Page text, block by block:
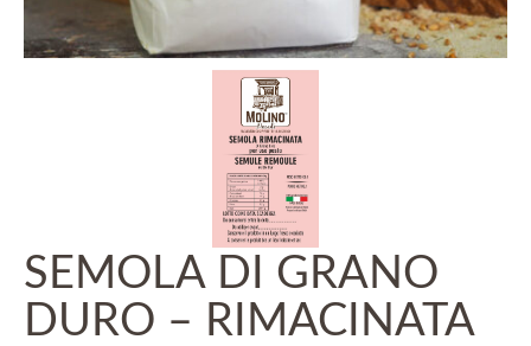
SEMOLA DI GRANO
DURO – RIMACINATA